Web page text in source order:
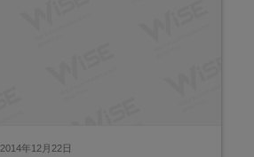
2014年12月22日
ご用意しました。 ✈️航空券＋ホテル＋イベント入場券＋